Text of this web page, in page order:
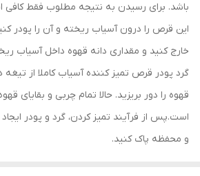
باشد. برای رسیدن به نتیجه مطلوب فقط کافی
این قرص را درون آسیاب ریخته و آن را پودر
خارج کنید و مقداری دانه قهوه داخل آسیاب
گرد پودر قرص تمیز کننده آسیاب کاملا از
قهوه را دور بریزید. حالا تمام چربی و بقایای
است.پس از فرآیند تمیز کردن، گرد و پودر
و محفظه پاک کنید.